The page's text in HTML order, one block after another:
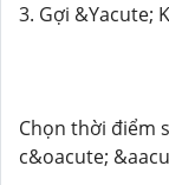
3. Gợi &Yacute;
Chọn thời điểm
c&oacute;